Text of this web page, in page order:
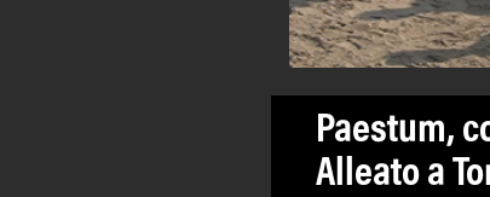
Paestum,
Alleato a